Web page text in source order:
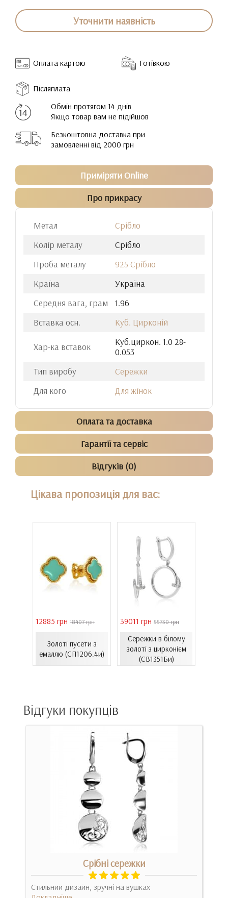
Уточнити наявність
Оплата картою Готівкою
Післяплата
Обмін протягом 14 днів
Якщо товар вам не підійшов
Безкоштовна доставка при
замовленні від 2000 грн
Приміряти Online
Про прикрасу
Метал
Срібло
Колір металу
Срібло
Проба металу
925 Срібло
Країна
Україна
Середня вага, грам
1.96
Вставка осн.
Куб. Цирконій
Хар-ка вставок
Куб.циркон. 1.0 28-
0.053
Тип виробу
Сережки
Для кого
Для жінок
Оплата та доставка
Гарантії та сервіс
Відгуків (0)
Цікава пропозиція для вас:
12885 грн 18407 грн
Золоті пусети з
емаллю (СП1206.4и)
39011 грн 55730 грн
Сережки в білому
золоті з цирконієм
(СВ1351Би)
Відгуки покупців
Срібні сережки
Стильний дизайн, зручні на вушках